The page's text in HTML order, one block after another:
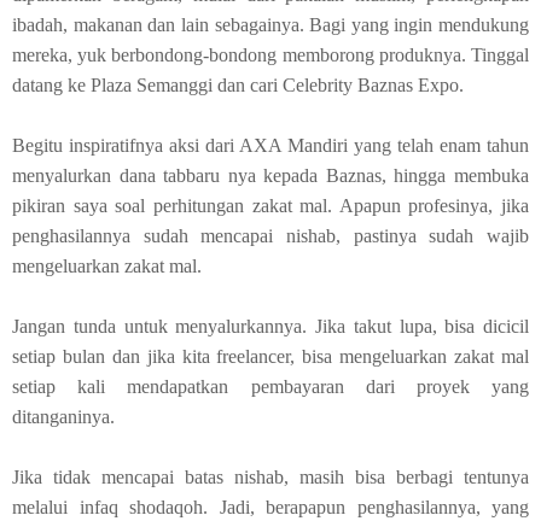
ibadah, makanan dan lain sebagainya. Bagi yang ingin mendukung
mereka, yuk berbondong-bondong memborong produknya. Tinggal
datang ke Plaza Semanggi dan cari Celebrity Baznas Expo.
Begitu inspiratifnya aksi dari AXA Mandiri yang telah enam tahun
menyalurkan dana tabbaru nya kepada Baznas, hingga membuka
pikiran saya soal perhitungan zakat mal. Apapun profesinya, jika
penghasilannya sudah mencapai nishab, pastinya sudah wajib
mengeluarkan zakat mal.
Jangan tunda untuk menyalurkannya. Jika takut lupa, bisa dicicil
setiap bulan dan jika kita freelancer, bisa mengeluarkan zakat mal
setiap kali mendapatkan pembayaran dari proyek yang
ditanganinya.
Jika tidak mencapai batas nishab, masih bisa berbagi tentunya
melalui infaq shodaqoh. Jadi, berapapun penghasilannya, yang